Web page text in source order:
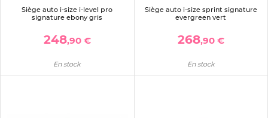
Siège auto i-size i-level pro
signature ebony gris
248,90 €
En stock
Siège auto i-size sprint signature
evergreen vert
268,90 €
En stock